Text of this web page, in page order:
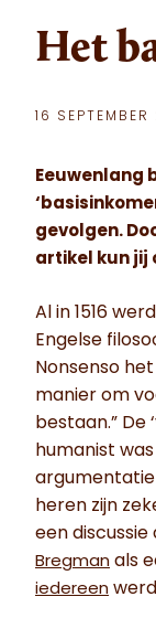
Het
16 SEPTEMBER
Eeuwenlang
gevolgen.
artikel kun jij
Al in 1516
Engelse
Nonsenso
manier om
bestaan.” De
humanist
argumentatie
heren zijn
een
Bregman als
iedereen